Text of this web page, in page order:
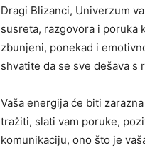
Dragi Blizanci, Univerzum
susreta, razgovora i poruka
zbunjeni, ponekad i
shvatite da se sve dešava s
Vaša energija će biti
tražiti, slati vam poruke,
komunikaciju, ono što je